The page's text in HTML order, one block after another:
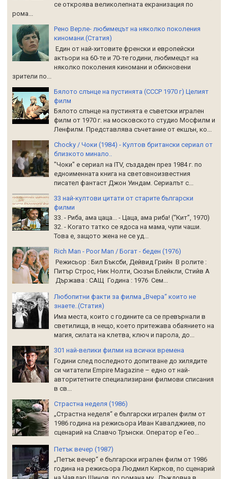
се откроява великолепната екранизация по
рома...
Рено Верле- любимецът на няколко поколения
киномани.(Статия)
Един от най-хитовите френски и европейски
актьори на 60-те и 70-те години, любимецът на
няколко поколения киномани и обикновени
зрители по...
Бялото слънце на пустинята (СССР 1970 г) Целият
филм
Бялото слънце на пустинята е съветски игрален
филм от 1970 г. на московското студио Мосфилм и
Ленфилм. Представлява съчетание от екшън, ко...
Chocky / Чоки (1984) - Култов британски сериал от
близкото минало..
"Чоки" е сериал на ITV, създаден през 1984 г. по
едноименната книга на световноизвестния
писател фантаст Джон Уиндам. Сериалът с...
33 най-култови цитати от старите български
филми
33. - Риба, ама цаца... - Цаца, ама риба! (“Кит”, 1970)
32. - Когато татко се ядоса на мама, чупи чаши.
Това е, защото жена не се уд...
Rich Man - Poor Man / Богат - беден (1976)
Режисьор : Бил Бъксби, Дейвид Грийн В ролите :
Питър Строс, Ник Нолти, Сюзън Блейкли, Стийв А
Държава : САЩ Година : 1976 Сем...
Любопитни факти за филма „Вчера“ които не
знаете..(Статия)
Има места, които с годините са се превърнали в
светилища, в нещо, което притежава обаянието на
магия, силата на клетва, ключ и парола, до...
301 най-велики филми на всички времена
Години след последното допитване до хилядите
си читатели Empire Magazine – едно от най-
авторитетните специализирани филмови списания
в св...
Страстна неделя (1986)
„Страстна неделя“ е български игрален филм от
1986 година на режисьора Иван Кавалджиев, по
сценарий на Славчо Трънски. Оператор е Гео...
Петък вечер (1987)
„Петък вечер“ е български игрален филм от 1986
година на режисьора Людмил Кирков, по сценарий